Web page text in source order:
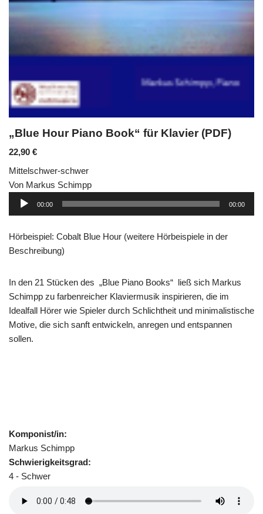
„Blue Hour Piano Book“ für Klavier (PDF)
22,90 €
Mittelschwer-schwer
Von Markus Schimpp
Audio-
00:00 00:00
Hörbeispiel: Cobalt Blue Hour (weitere Hörbeispiele in der
Beschreibung)
In den 21 Stücken des „Blue Piano Books“ ließ sich Markus
Schimpp zu farbenreicher Klaviermusik inspirieren, die im
Idealfall Hörer wie Spieler durch Schlichtheit und minimalistische
Motive, die sich sanft entwickeln, anregen und entspannen
sollen.
Komponist/in:
Markus Schimpp
Schwierigkeitsgrad:
4 - Schwer